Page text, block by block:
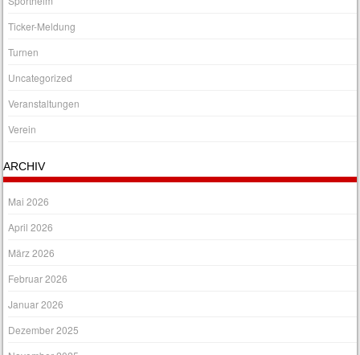
Ticker-Meldung
Turnen
Uncategorized
Veranstaltungen
Verein
ARCHIV
Mai 2026
April 2026
März 2026
Februar 2026
Januar 2026
Dezember 2025